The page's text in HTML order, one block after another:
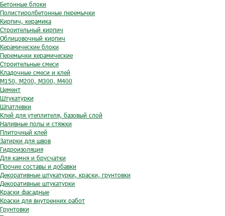
Бетонные блоки
Полистиролбетонные перемычки
Кирпич, керамика
Строительный кирпич
Облицовочный кирпич
Керамические блоки
Перемычки керамические
Строительные смеси
Кладочные смеси и клей
М150, М200, М300, М400
Цемент
Штукатурки
Шпатлевки
Клей для утеплителя, базовый слой
Наливные полы и стяжки
Плиточный клей
Затирки для швов
Гидроизоляция
Для камня и брусчатки
Прочие составы и добавки
Декоративные штукатурки, краски, грунтовки
Декоративные штукатурки
Краски фасадные
Краски для внутренних работ
Грунтовки